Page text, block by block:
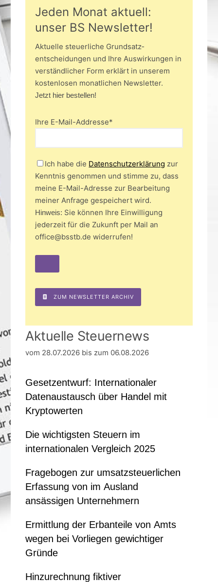
Aktuelle Steuernews
vom 28.07.2026 bis zum 06.08.2026
Jeden Monat aktuell:
unser BS Newsletter!
Aktuelle steuerliche Grundsatz­
entscheidungen und Ihre Auswirkungen in
verständlicher Form erklärt in unserem
kostenlosen monatlichen Newsletter.
Jetzt hier bestellen!
Ihre E-Mail-Addresse*
Ich habe die Datenschutzerklärung zur
Kenntnis genommen und stimme zu, dass
meine E-Mail-Adresse zur Bearbeitung
meiner Anfrage gespeichert wird.
Hinweis: Sie können Ihre Einwilligung
jederzeit für die Zukunft per Mail an
office@bsstb.de widerrufen!
ZUM NEWSLETTER ARCHIV